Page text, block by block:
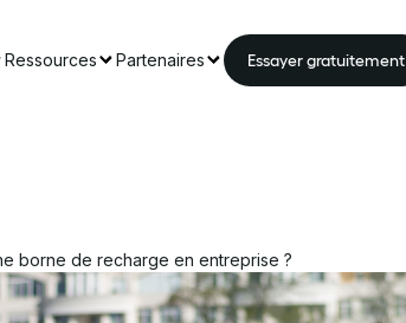
Ressources Partenaires Essayer gratuitement
borne de recharge en entreprise ?